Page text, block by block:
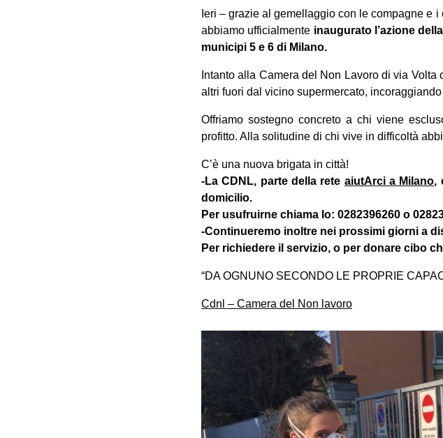
Ieri – grazie al gemellaggio con le compagne e
abbiamo ufficialmente inaugurato l’azione
municipi 5 e 6 di Milano.
Intanto alla Camera del Non Lavoro di via
altri fuori dal vicino supermercato,
Offriamo sostegno concreto a chi viene
profitto. Alla solitudine di chi vive in difficoltà
C’è una nuova brigata in città!
-La CDNL, parte della rete aiutArci a Milano,
domicilio.
Per usufruirne chiama lo: 0282396260 o
-Continueremo inoltre nei prossimi giorni a
Per richiedere il servizio, o per donare cibo
“DA OGNUNO SECONDO LE PROPRIE
Cdnl – Camera del Non lavoro